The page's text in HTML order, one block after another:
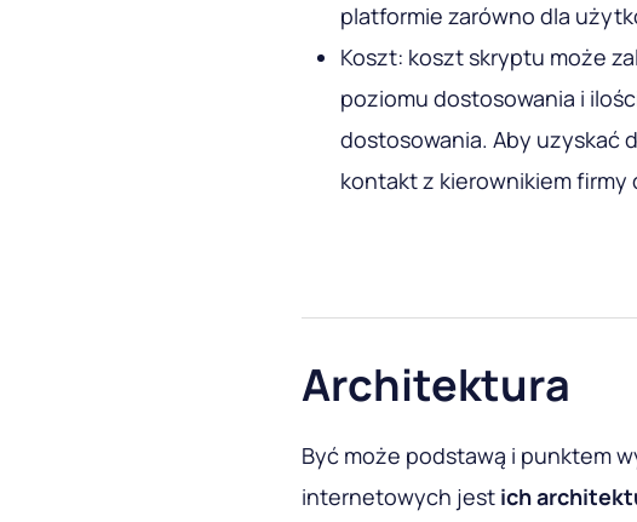
platformie zarówno dla
Koszt: koszt skryptu może
poziomu dostosowania i
dostosowania. Aby uzyskać
kontakt z kierownikiem firmy
Architektura
Być może podstawą i punktem
internetowych jest ich